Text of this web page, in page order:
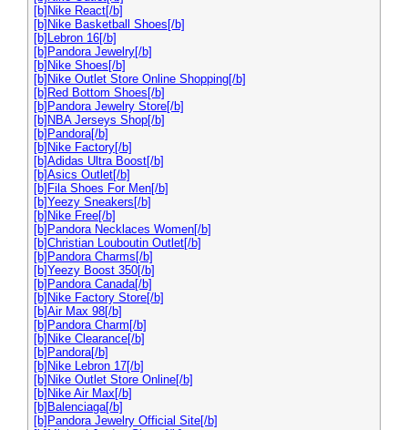
[b]Nike React[/b]
[b]Nike Basketball Shoes[/b]
[b]Lebron 16[/b]
[b]Pandora Jewelry[/b]
[b]Nike Shoes[/b]
[b]Nike Outlet Store Online Shopping[/b]
[b]Red Bottom Shoes[/b]
[b]Pandora Jewelry Store[/b]
[b]NBA Jerseys Shop[/b]
[b]Pandora[/b]
[b]Nike Factory[/b]
[b]Adidas Ultra Boost[/b]
[b]Asics Outlet[/b]
[b]Fila Shoes For Men[/b]
[b]Yeezy Sneakers[/b]
[b]Nike Free[/b]
[b]Pandora Necklaces Women[/b]
[b]Christian Louboutin Outlet[/b]
[b]Pandora Charms[/b]
[b]Yeezy Boost 350[/b]
[b]Pandora Canada[/b]
[b]Nike Factory Store[/b]
[b]Air Max 98[/b]
[b]Pandora Charm[/b]
[b]Nike Clearance[/b]
[b]Pandora[/b]
[b]Nike Lebron 17[/b]
[b]Nike Outlet Store Online[/b]
[b]Nike Air Max[/b]
[b]Balenciaga[/b]
[b]Pandora Jewelry Official Site[/b]